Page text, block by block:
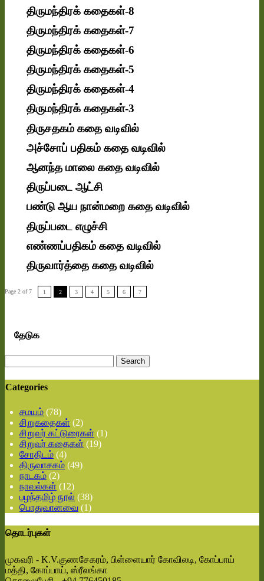
திருமந்திரக் கதைகள்-8
திருமந்திரக் கதைகள்-7
திருமந்திரக் கதைகள்-6
திருமந்திரக் கதைகள்-5
திருமந்திரக் கதைகள்-4
திருமந்திரக் கதைகள்-3
திருசதகம் கதை வடிவில்
அச்சோப் பதிகம் கதை வடிவில்
ஆனந்த மாலை கதை வடிவில்
திருப்படை ஆட்சி
பண்டு ஆய நான்மறை கதை வடிவில்
திருப்படை எழுச்சி
எண்ணப்பதிகம் கதை வடிவில்
திருவார்த்தை கதை வடிவில்
Page 2 of 7 1 2 3 4 5 6 7
தேடுக
for:
Categories
சமயம் (78)
சிறுகதைகள் (2)
சிறுவர் கட்டுரைகள் (1)
சிறுவர் கதைகள் (19)
சோதிடம் (4)
திருவாசகம் (49)
நாடகம் (2)
நாவல்கள் (12)
பழந்தமிழ் நூல் (38)
பொதுவானவை (1)
தொடர்புகள்
முகவரி - K.V.குணசேகரம், பிள்ளையார் கோவிலடி, கோப்பாய்
மத்தி, கோப்பாய், ஸ்ரீலங்கா